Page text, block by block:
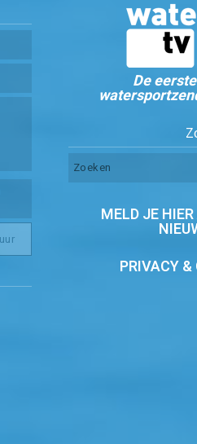
De
MELD JE
PRIVACY &